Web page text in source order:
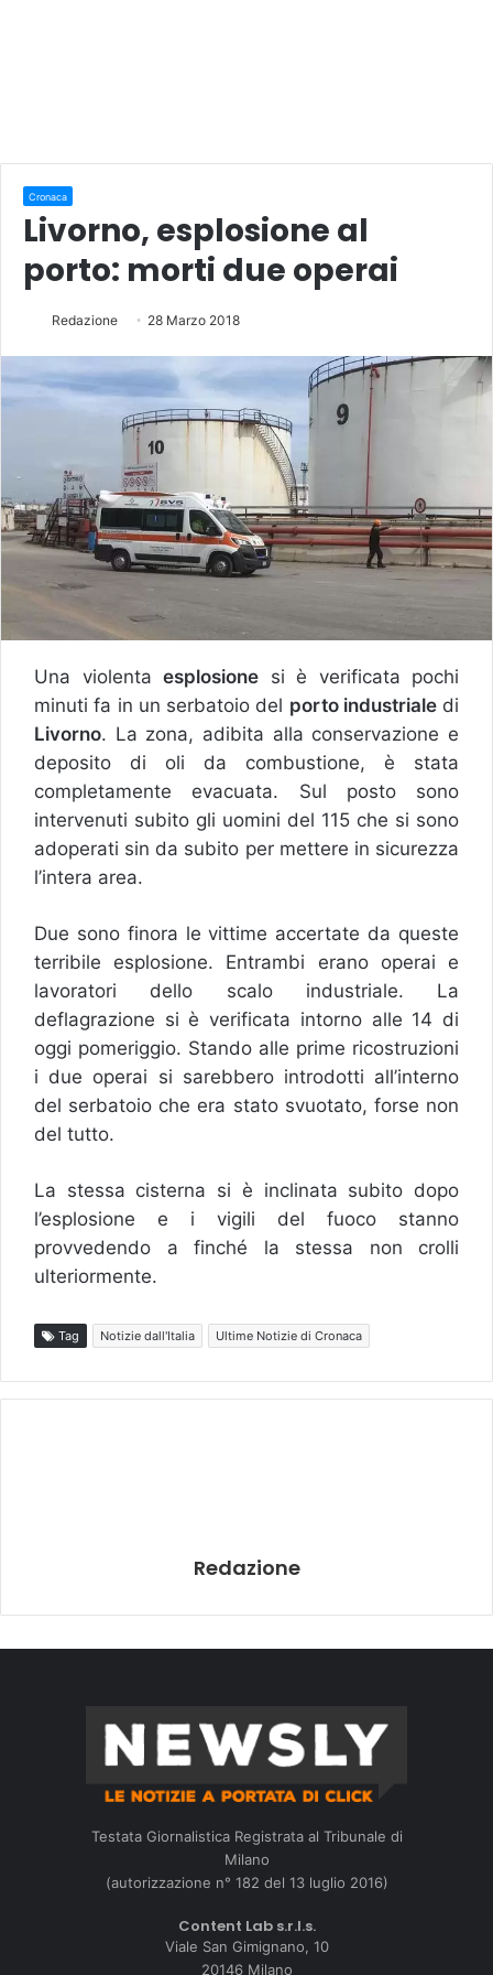
Cronaca
Livorno, esplosione al
porto: morti due operai
Redazione 28 Marzo 2018
Una violenta esplosione si è verificata pochi
minuti fa in un serbatoio del porto industrialedi
Livorno. La zona, adibita alla conservazione e
deposito di oli da combustione, è stata
completamente evacuata. Sul posto sono
intervenuti subito gli uomini del 115 che si sono
adoperati sin da subito per mettere in sicurezza
l’intera area.
Due sono finora le vittime accertate da queste
terribile esplosione. Entrambi erano operai e
lavoratori dello scalo industriale. La
deflagrazione si è verificata intorno alle 14 di
oggi pomeriggio. Stando alle prime ricostruzioni
i due operai si sarebbero introdotti all’interno
del serbatoio che era stato svuotato, forse non
del tutto.
La stessa cisterna si è inclinata subito dopo
l’esplosione e i vigili del fuoco stanno
provvedendo a finché la stessa non crolli
ulteriormente.
Tag Notizie dall'Italia Ultime Notizie di Cronaca
Redazione
Testata Giornalistica Registrata al Tribunale di
Milano
(autorizzazione n° 182 del 13 luglio 2016)
Content Lab s.r.l.s.
Viale San Gimignano, 10
20146 Milano